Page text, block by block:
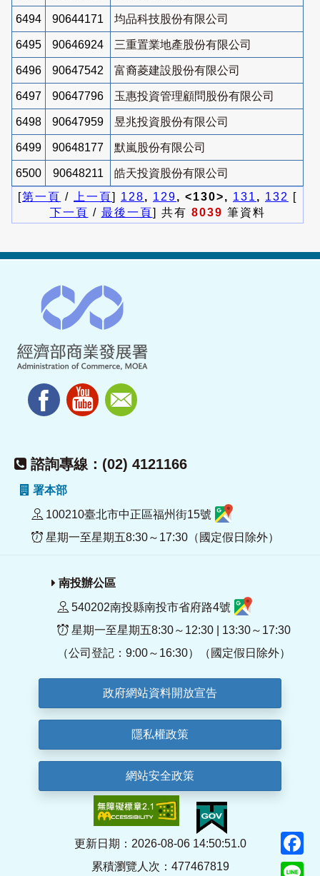
6494 90644171 均品科技股份有限公司
6495 90646924 三重置業地產股份有限公司
6496 90647542 富裔菱建設股份有限公司
6497 90647796 玉惠投資管理顧問股份有限公司
6498 90647959 昱兆投資股份有限公司
6499 90648177 默嵐股份有限公司
6500 90648211
皓天投資股份有限公司
[第一頁 / 上一頁] 128, 129, <130>, 131 , 132
[
下一頁 / 最後一頁] 共有 8039 筆資料
諮詢專線：(02) 4121166
署本部
100210臺北市中正區福州街15號
星期一至星期五8:30～17:30（國定假日除外）
南投辦公區
540202南投縣南投市省府路4號
星期一至星期五8:30～12:30 | 13:30～17:30
（公司登記：9:00～16:30）（國定假日除外）
政府網站資料開放宣告
隱私權政策
網站安全政策
更新日期：2026-08-06 14:50:51.0
累積瀏覽人次：477467819